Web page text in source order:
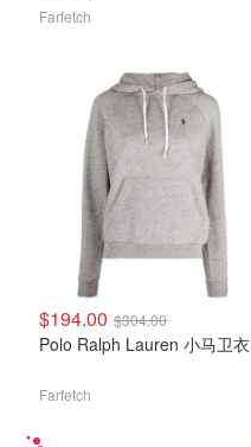
Farfetch
$194.00 $304.00
Polo Ralph Lauren 小马卫衣
Farfetch